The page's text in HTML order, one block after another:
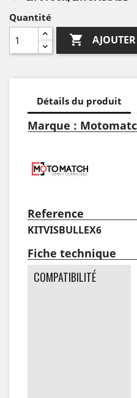
Quantité

Détails du produit
Marque :
Reference
KITVISBULLEX6
Fiche technique
COMPATIBILITÉ